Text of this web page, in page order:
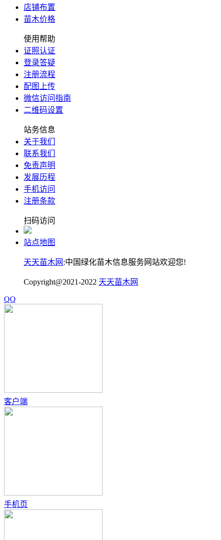
店铺布置
苗木价格
使用帮助
证照认证
登录答疑
注册流程
配图上传
微信访问指南
二维码设置
站务信息
关于我们
联系我们
免责声明
发展历程
手机访问
注册条款
扫码访问
站点地图
天天苗木网 :中国绿化苗木信息服务网站欢迎您!
Copyright@2021-2022 天天苗木网
QQ
客户端
手机页